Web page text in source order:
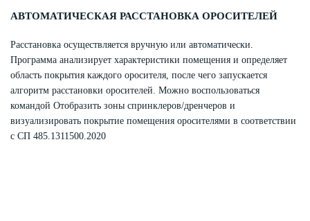
АВТОМАТИЧЕСКАЯ РАССТАНОВКА ОРОСИТЕЛЕЙ
Расстановка осуществляется вручную или автоматически.
Программа анализирует характеристики помещения и определяет
область покрытия каждого оросителя, после чего запускается
алгоритм расстановки оросителей. Можно воспользоваться
командой Отобразить зоны спринклеров/дренчеров и
визуализировать покрытие помещения оросителями в соответствии
с СП 485.1311500.2020